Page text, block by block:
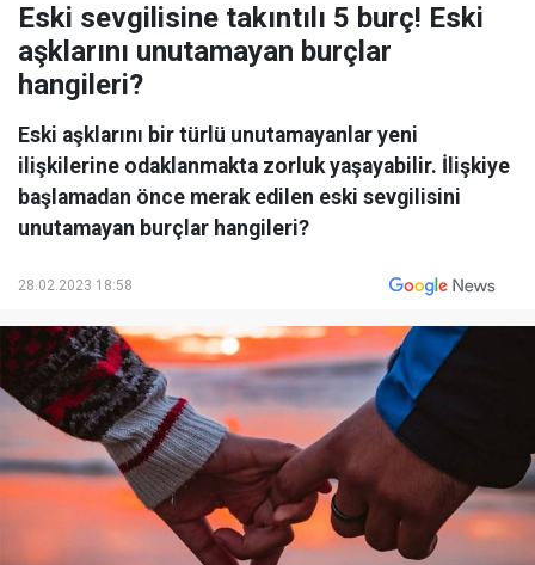
Eski sevgilisine takıntılı 5 burç! Eski
aşklarını unutamayan burçlar
hangileri?
Eski aşklarını bir türlü unutamayanlar yeni
ilişkilerine odaklanmakta zorluk yaşayabilir. İlişkiye
başlamadan önce merak edilen eski sevgilisini
unutamayan burçlar hangileri?
28.02.2023 18:58